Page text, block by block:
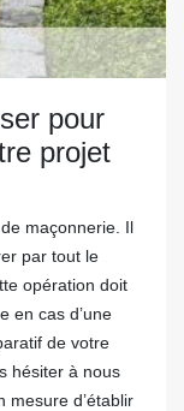
pour
projet
maçonnerie. Il
par tout le
opération doit
en cas d’une
de votre
hésiter à nous
mesure d’établir